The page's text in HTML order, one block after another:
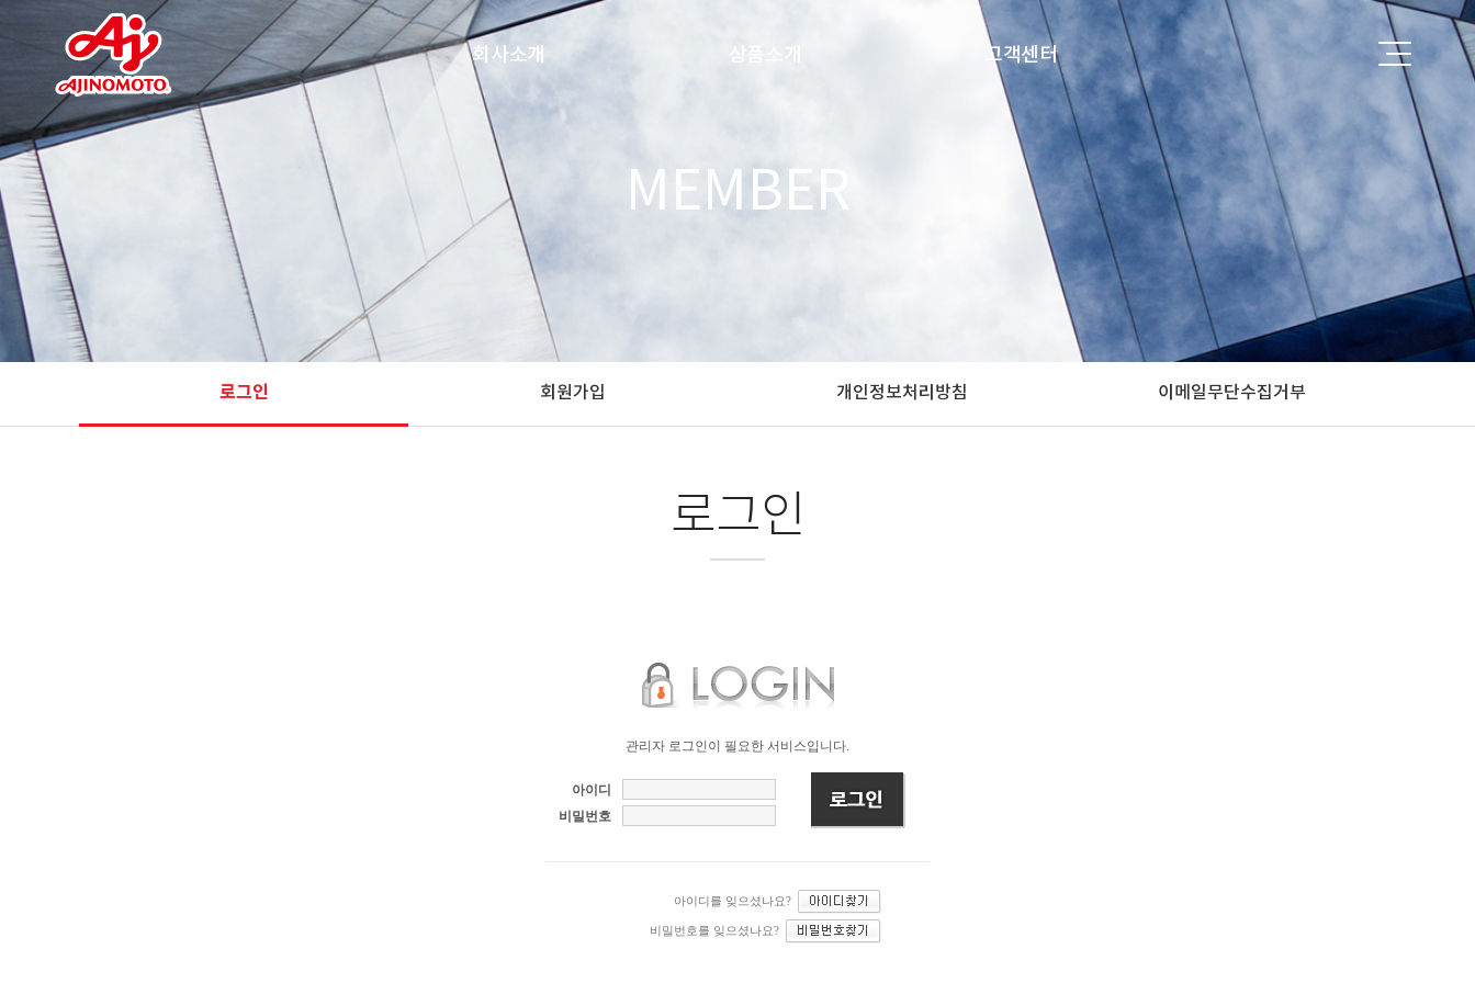
회사소개
회사개요
연혁
주요사업
기업공고
찾아오시는 길
상품소개
혼다시
아미노바이탈
AJITIDE
ACTIVA TG
고객센터
공지사항
FAQ
MEMBER
로그인 회원가입 개인정보처리방침 이메일무단수집거부
로그인
관리자 로그인이 필요한 서비스입니다.
아이디
비밀번호
아이디를 잊으셨나요?
비밀번호를 잊으셨나요?